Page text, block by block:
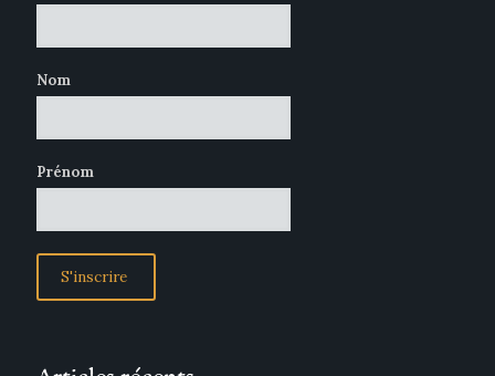
Nom
Prénom